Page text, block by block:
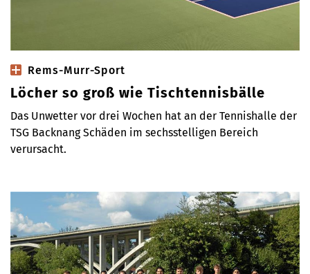
Rems-Murr-Sport
Löcher so groß wie Tischtennisbälle
Das Unwetter vor drei Wochen hat an der Tennishalle der
TSG Backnang Schäden im sechsstelligen Bereich
verursacht.